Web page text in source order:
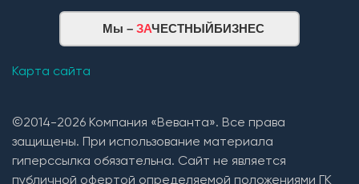
Мы – ЗАЧЕСТНЫЙБИЗНЕС
Карта сайта
©2014-2026 Компания «Веванта». Все права
защищены. При использование материала
гиперссылка обязательна. Сайт не является
публичной офертой определяемой положениями ГК